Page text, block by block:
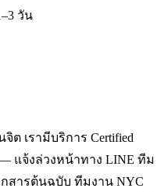
วัน
ต เรามีบริการ Certified
— แจ้งล่วงหน้าทาง LINE ทีม
สารต้นฉบับ ทีมงาน NYC